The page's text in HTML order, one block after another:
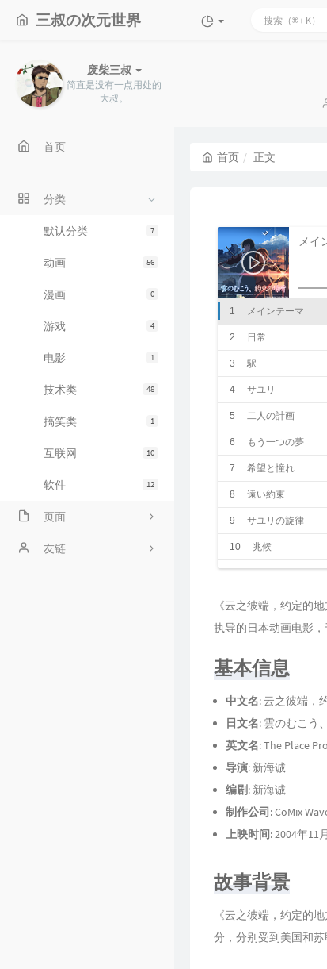
三叔の次元世界
废柴三叔
简直是没有一点用处的
大叔。
首页
分类
7
默认分类
56
动画
0
漫画
4
游戏
1
电影
48
技术类
1
搞笑类
10
互联网
12
软件
页面
关于友链
首页 正文
メイ
1 メインテーマ
2 日常
3 駅
4 サユリ
5 二人の計画
6 もう一つの夢
7 希望と憧れ
8 遠い約束
9 サユリの旋律
10 兆候
11 無垢
12 夏の終わり
13 探求
15 誰もいない場所
16 孤独
17 衝撃～眠り姫
19 永遠の夏
20 二人の葛藤
21 サユリの世界
23 ヒロキの旋律
24 開戦～ヴェラシ
25 雲のむこう、約
《云之彼端，约定的
执导的日本动画电影，
基本信息
中文名: 云之彼端，
日文名: 雲のむこう
英文名: The Place
导演: 新海诚
编剧: 新海诚
制作公司: CoMix
上映时间: 2004年11
故事背景
《云之彼端，约定的
分，分别受到美国和